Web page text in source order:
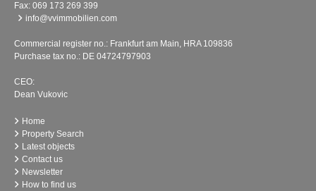
Fax: 069 173 269 399
info@vvimmobilien.com
Commercial register no.: Frankfurt am Main, HRA 109836
Purchase tax no.: DE 04724797903
CEO:
Dean Vukovic
Home
Property Search
Latest objects
Contact us
Newsletter
How to find us